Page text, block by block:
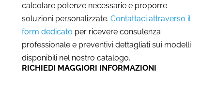
calcolare potenze necessarie e proporre
soluzioni personalizzate. Contattaci attraverso il
form dedicato per ricevere consulenza
professionale e preventivi dettagliati sui modelli
disponibili nel nostro catalogo.
RICHIEDI MAGGIORI INFORMAZIONI